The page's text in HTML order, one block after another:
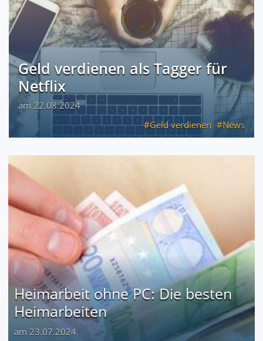
Geld verdienen als Tagger für
Netflix
am 22.08.2024
Geld verdienen
News
Heimarbeit ohne PC: Die besten
Heimarbeiten
am 23.07.2024